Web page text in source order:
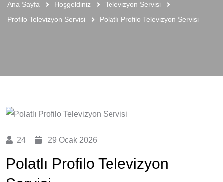
Ana Sayfa Hoşgeldiniz
Televizyon Servisi
Profilo Televizyon Servisi
Polatlı Profilo Televizyon Servisi
24 29 Ocak 2026
Polatlı Profilo Televizyon